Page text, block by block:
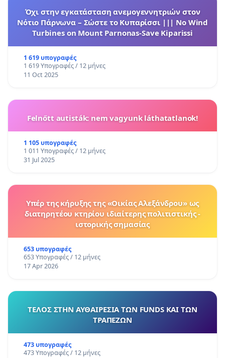
Όχι στην εγκατάσταση ανεμογεννητριών στον
Νότιο Πάρνωνα – Σώστε το Κυπαρίσσι ||| No Wind
Turbines on Mount Parnonas-Save Kiparissi
1 619 υπογραφές
1 619 Υπογραφές / 12 μήνες
11 Oct 2025
Felnőtt autisták: nem vagyunk láthatatlanok!
1 105 υπογραφές
1 011 Υπογραφές / 12 μήνες
31 Jul 2025
Υπέρ της κήρυξης της «Οικίας Αλεξάνδρου» ως
διατηρητέου κτηρίου ιδιαίτερης πολιτιστικής -
ιστορικής σημασίας
653 υπογραφές
653 Υπογραφές / 12 μήνες
17 Apr 2026
ΤΕΛΟΣ ΣΤΗΝ ΑΥΘΑΙΡΕΣΙΑ ΤΩΝ FUNDS ΚΑΙ ΤΩΝ
ΤΡΑΠΕΖΩΝ
473 υπογραφές
473 Υπογραφές / 12 μήνες